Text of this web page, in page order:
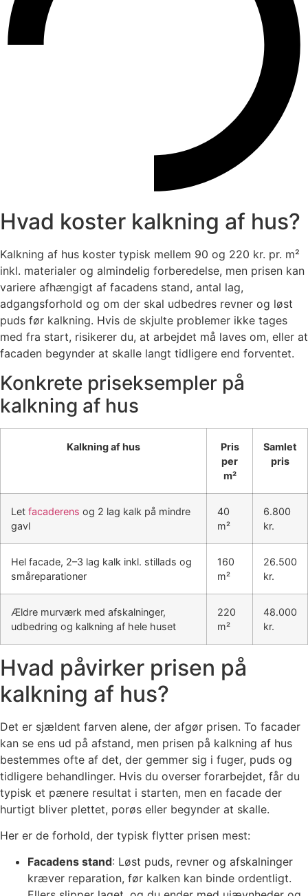
Hvad koster kalkning af hus?
Kalkning af hus koster typisk mellem 90 og 220 kr. pr. m²
inkl. materialer og almindelig forberedelse, men prisen kan
variere afhængigt af facadens stand, antal lag,
adgangsforhold og om der skal udbedres revner og løst
puds før kalkning. Hvis de skjulte problemer ikke tages
med fra start, risikerer du, at arbejdet må laves om, eller at
facaden begynder at skalle langt tidligere end forventet.
Konkrete priseksempler på
kalkning af hus
Kalkning af hus
Pris
per
m²
Samlet
pris
Let facaderens og 2 lag kalk på mindre
gavl
40
m²
6.800
kr.
Hel facade, 2–3 lag kalk inkl. stillads og
småreparationer
160
m²
26.500
kr.
Ældre murværk med afskalninger,
udbedring og kalkning af hele huset
220
m²
48.000
kr.
Hvad påvirker prisen på
kalkning af hus?
Det er sjældent farven alene, der afgør prisen. To facader
kan se ens ud på afstand, men prisen på kalkning af hus
bestemmes ofte af det, der gemmer sig i fuger, puds og
tidligere behandlinger. Hvis du overser forarbejdet, får du
typisk et pænere resultat i starten, men en facade der
hurtigt bliver plettet, porøs eller begynder at skalle.
Her er de forhold, der typisk flytter prisen mest:
Facadens stand: Løst puds, revner og afskalninger
kræver reparation, før kalken kan binde ordentligt.